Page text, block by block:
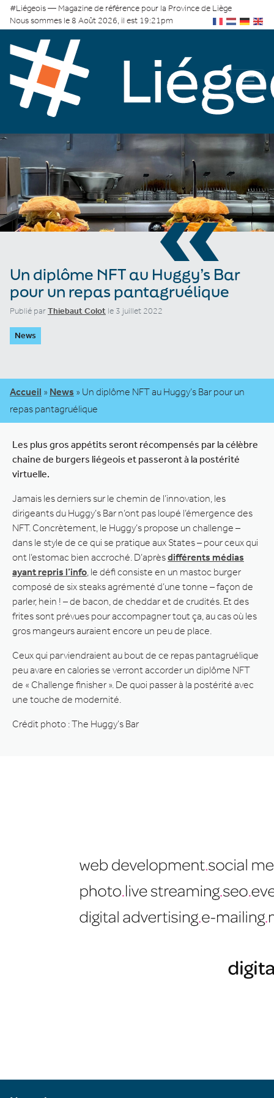
#Liégeois — Magazine de référence pour la Province de Liège
Nous sommes le 8 Août 2026, il est 19:21pm
«
Un diplôme NFT au Huggy’s Bar
pour un repas pantagruélique
Publié parThiebaut Colot le 3 juillet 2022
News
Accueil » News » Un diplôme NFT au Huggy’s Bar pour un
repas pantagruélique
Les plus gros appétits seront récompensés par la célèbre
chaine de burgers liégeois et passeront à la postérité
virtuelle.
Jamais les derniers sur le chemin de l’innovation, les
dirigeants du Huggy’s Bar n’ont pas loupé l’émergence des
NFT. Concrètement, le Huggy’s propose un challenge –
dans le style de ce qui se pratique aux States – pour ceux qui
ont l’estomac bien accroché. D’aprèsdifférents médias
ayant repris l’info , le défi consiste en un mastoc burger
composé de six steaks agrémenté d’une tonne – façon de
parler, hein ! – de bacon, de cheddar et de crudités. Et des
frites sont prévues pour accompagner tout ça, au cas où les
gros mangeurs auraient encore un peu de place.
Ceux qui parviendraient au bout de ce repas pantagruélique
peu avare en calories se verront accorder un diplôme NFT
de « Challenge finisher ». De quoi passer à la postérité avec
une touche de modernité.
Crédit photo : The Huggy’s Bar